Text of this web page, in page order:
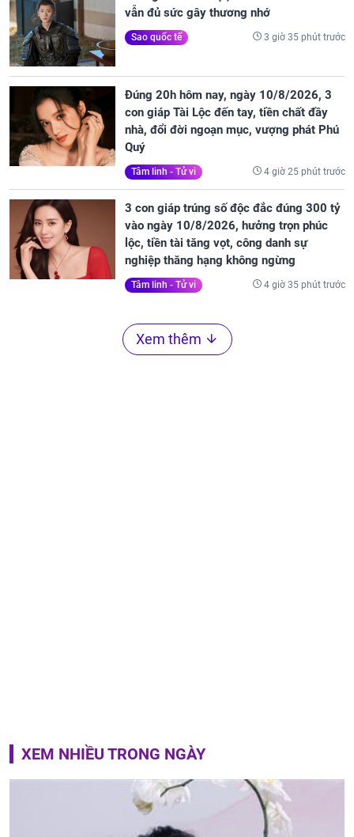
vẫn đủ sức gây thương nhớ
Sao quốc tế 3 giờ 35 phút trước
Đúng 20h hôm nay, ngày 10/8/2026, 3
con giáp Tài Lộc đến tay, tiền chất đầy
nhà, đổi đời ngoạn mục, vượng phát Phú
Quý
Tâm linh - Tử vi 4 giờ 25 phút trước
3 con giáp trúng số độc đắc đúng 300 tỷ
vào ngày 10/8/2026, hưởng trọn phúc
lộc, tiền tài tăng vọt, công danh sự
nghiệp thăng hạng không ngừng
Tâm linh - Tử vi 4 giờ 35 phút trước
Xem thêm
XEM NHIỀU TRONG NGÀY